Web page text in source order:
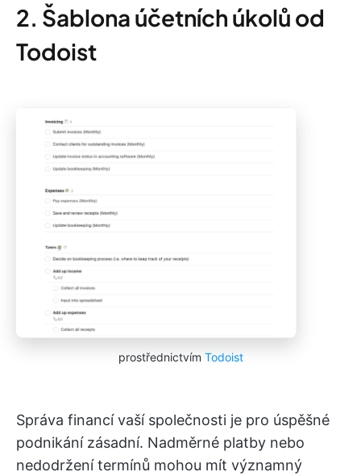
2. Šablona účetních úkolů od
Todoist
prostřednictvím Todoist
Správa financí vaší společnosti je pro úspěšné
podnikání zásadní. Nadměrné platby nebo
nedodržení termínů mohou mít významný